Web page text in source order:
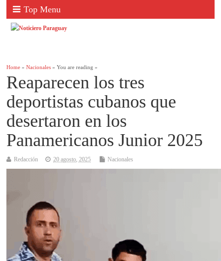
Top Menu
Home »Nacionales » You are reading »
Reaparecen los tres
deportistas cubanos que
desertaron en los
Panamericanos Junior 2025
Redacción 20 agosto, 2025 Nacionales